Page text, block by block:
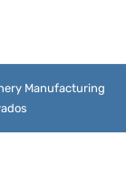
Manufacturing